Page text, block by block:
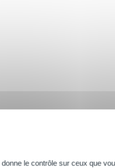
le contrôle sur ceux que